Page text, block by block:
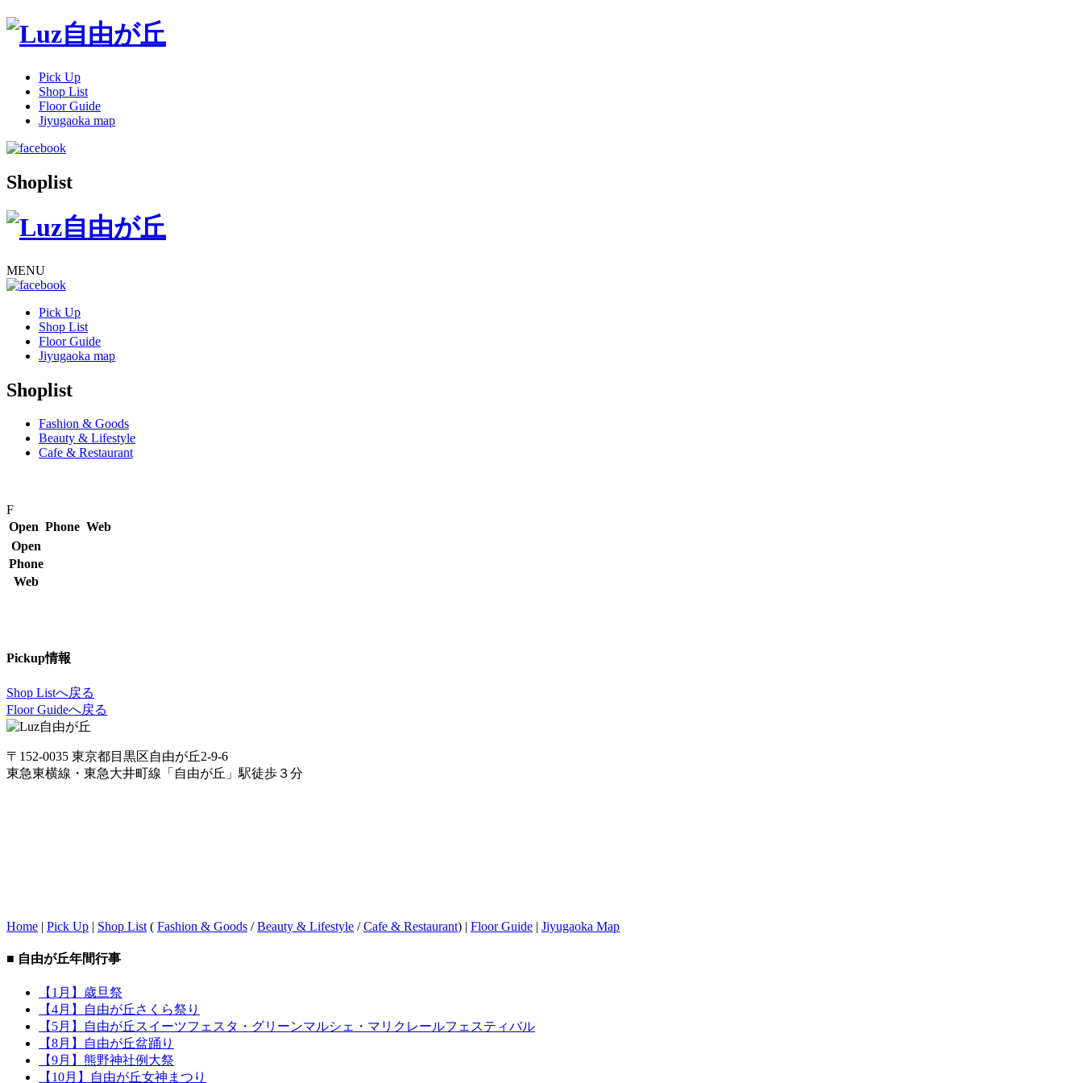
Pick Up
Shop List
Floor Guide
Jiyugaoka map
Shoplist
MENU
Pick Up
Shop List
Floor Guide
Jiyugaoka map
Shoplist
Fashion & Goods
Beauty & Lifestyle
Cafe & Restaurant
F
Open Phone Web
Open
Phone
Web
Pickup情報
Shop Listへ戻る
Floor Guideへ戻る
〒152-0035 東京都目黒区自由が丘2-9-6
東急東横線・東急大井町線「自由が丘」駅徒歩３分
Home | Pick Up | Shop List ( Fashion & Goods /Beauty & Lifestyle /Cafe & Restaurant) | Floor Guide | Jiyugaoka Map
■ 自由が丘年間行事
【1月】歳旦祭
【4月】自由が丘さくら祭り
【5月】自由が丘スイーツフェスタ・グリーンマルシェ・マリクレールフェスティバル
【8月】自由が丘盆踊り
【9月】熊野神社例大祭
【10月】自由が丘女神まつり